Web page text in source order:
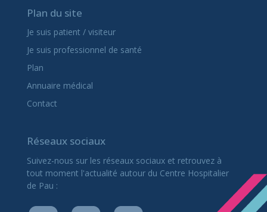
Plan du site
Je suis patient / visiteur
Je suis professionnel de santé
Plan
Annuaire médical
Contact
Réseaux sociaux
Suivez-nous sur les réseaux sociaux et retrouvez à
tout moment l'actualité autour du Centre Hospitalier
de Pau :